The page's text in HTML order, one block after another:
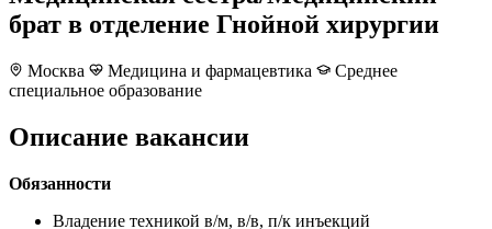
брат в отделение Гнойной хирургии
Москва Медицина и фармацевтика
Среднее
специальное образование
Описание вакансии
Обязанности
Владение техникой в/м, в/в, п/к инъекций